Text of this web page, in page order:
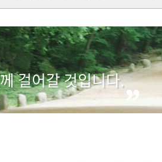
걸어갈 것입니다.